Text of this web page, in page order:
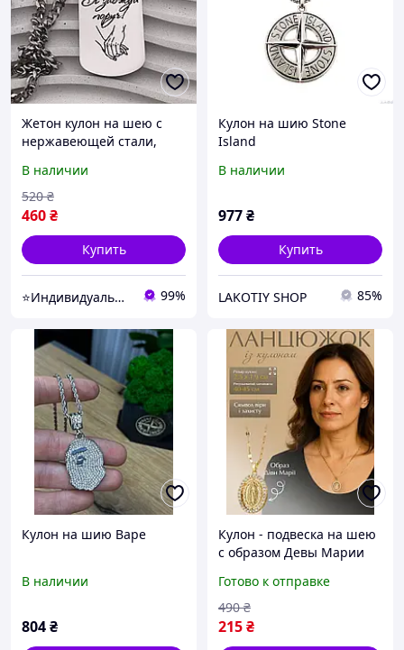
Жетон кулон на шею с
нержавеющей стали,
гравировкой "Я всегда
рядом"(дизайн можно
менять
В наличии
460₴
520 ₴
Купить
⭐Индивидуальные подарки grav_withlove 99%
Кулон на шию Stone
Island
В наличии
977₴
Купить
LAKOTIY SHOP 85%
Кулон на шию Bape
В наличии
804₴
Кулон - подвеска на шею
с образом Девы Марии
Готово к отправке
215₴
490 ₴